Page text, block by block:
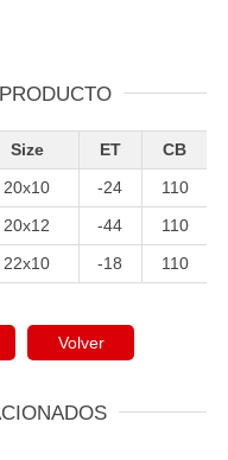
Size ET
CB
20x10 -24
110
20x12 -44
110
22x10 -18 110
Volver